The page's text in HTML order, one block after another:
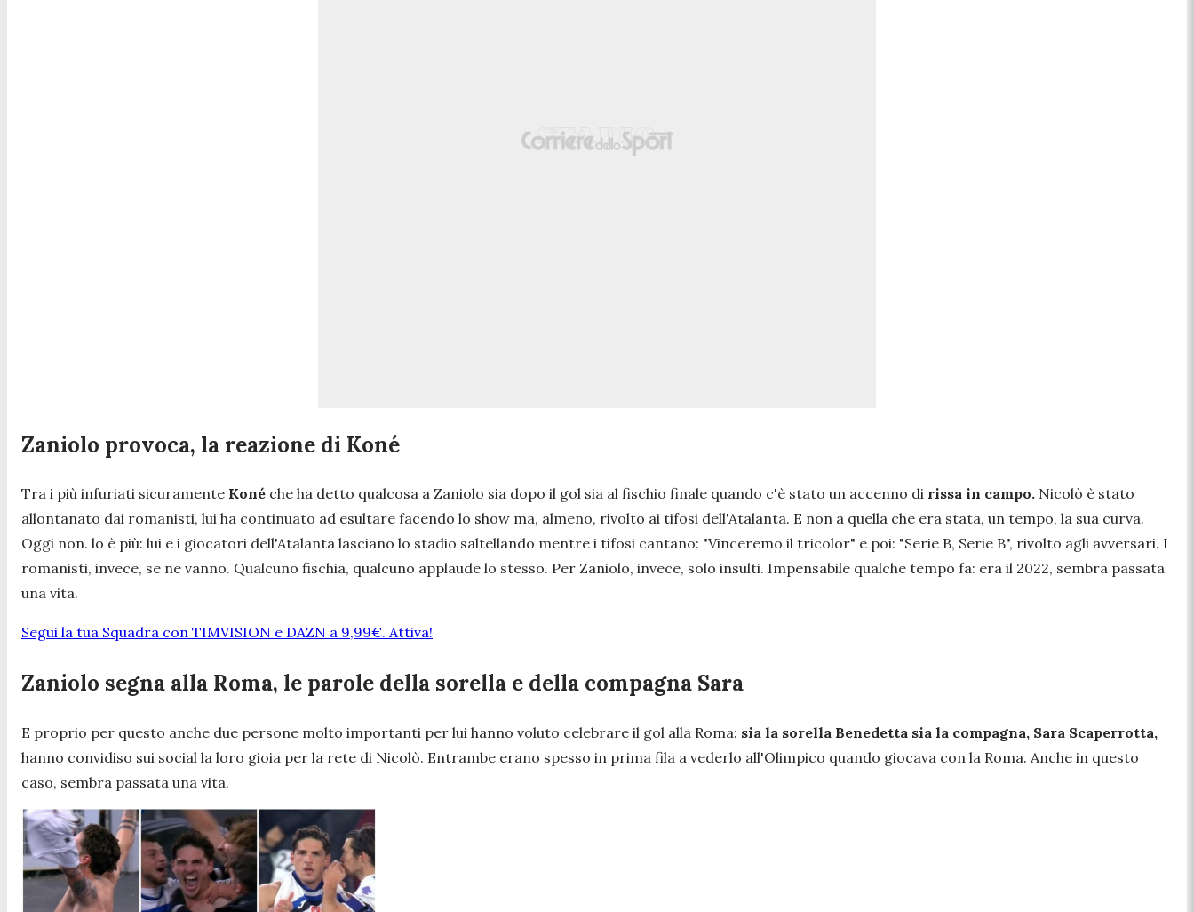
Zaniolo provoca, la reazione di Koné
Tra i più infuriati sicuramente Koné che ha detto qualcosa a Zaniolo sia dopo il gol sia al fischio finale quando c'è stato un accenno di rissa in campo. Nicolò è stato
allontanato dai romanisti, lui ha continuato ad esultare facendo lo show ma, almeno, rivolto ai tifosi dell'Atalanta. E non a quella che era stata, un tempo, la sua curva.
Oggi non. lo è più: lui e i giocatori dell'Atalanta lasciano lo stadio saltellando mentre i tifosi cantano: "Vinceremo il tricolor" e poi: "Serie B, Serie B", rivolto agli avversari. I
romanisti, invece, se ne vanno. Qualcuno fischia, qualcuno applaude lo stesso. Per Zaniolo, invece, solo insulti. Impensabile qualche tempo fa: era il 2022, sembra passata
una vita.
Segui la tua Squadra con TIMVISION e DAZN a 9,99€. Attiva!
Zaniolo segna alla Roma, le parole della sorella e della compagna Sara
E proprio per questo anche due persone molto importanti per lui hanno voluto celebrare il gol alla Roma: sia la sorella Benedetta sia la compagna, Sara Scaperrotta,
hanno convidiso sui social la loro gioia per la rete di Nicolò. Entrambe erano spesso in prima fila a vederlo all'Olimpico quando giocava con la Roma. Anche in questo
caso, sembra passata una vita.